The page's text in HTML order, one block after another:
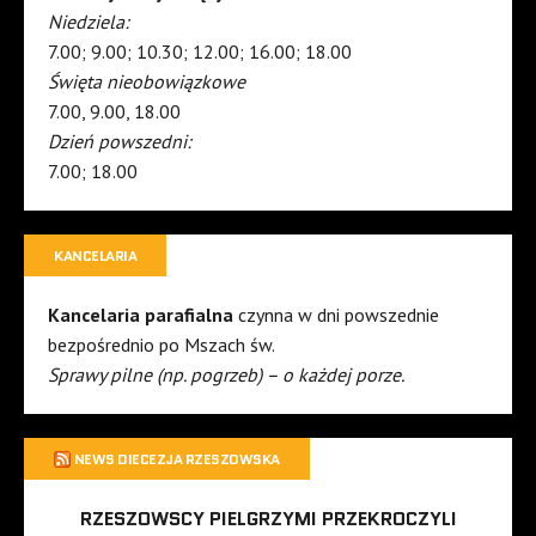
Niedziela:
7.00; 9.00; 10.30; 12.00; 16.00; 18.00
Święta nieobowiązkowe
7.00, 9.00, 18.00
Dzień powszedni:
7.00; 18.00
KANCELARIA
Kancelaria parafialna czynna w dni powszednie
bezpośrednio po Mszach św.
Sprawy pilne (np. pogrzeb) – o każdej porze.
NEWS DIECEZJA RZESZOWSKA
RZESZOWSCY PIELGRZYMI PRZEKROCZYLI